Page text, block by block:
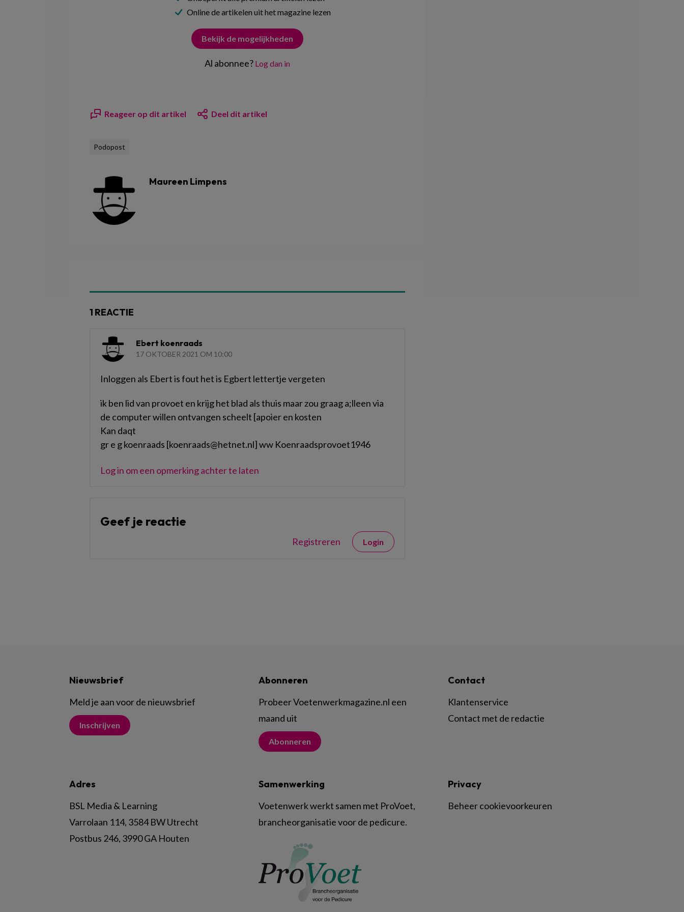
Online de artikelen uit het magazine lezen
Bekijk de mogelijkheden
Al abonnee? Log dan in
Reageer op dit artikel Deel dit artikel
Podopost
Maureen Limpens
1 REACTIE
Ebert koenraads
17 OKTOBER 2021 OM 10:00
Inloggen als Ebert is fout het is Egbert lettertje vergeten
ik ben lid van provoet en krijg het blad als thuis maar zou graag a;lleen via
de computer willen ontvangen scheelt [apoier en kosten
Kan daqt
gr e g koenraads [koenraads@hetnet.nl] ww Koenraadsprovoet1946
Log in om een opmerking achter te laten
Geef je reactie
Registreren Login
Nieuwsbrief
Meld je aan voor de nieuwsbrief
Inschrijven
Abonneren
Probeer Voetenwerkmagazine.nl een
maand uit
Abonneren
Contact
Klantenservice
Contact met de redactie
Adres
BSL Media & Learning
Varrolaan 114, 3584 BW Utrecht
Postbus 246, 3990 GA Houten
Samenwerking
Voetenwerk werkt samen met ProVoet,
brancheorganisatie voor de pedicure.
Privacy
Beheer cookievoorkeuren